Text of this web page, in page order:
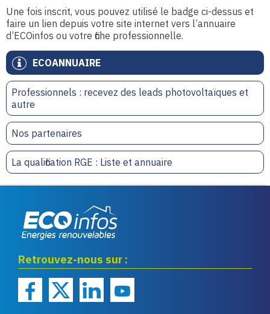
ECOANNUAIRE
Professionnels : recevez des leads photovoltaïques et
autre
Nos partenaires
La qualification RGE : Liste et annuaire
Une fois inscrit, vous pouvez utilisé le badge ci-dessus et
faire un lien depuis votre site internet vers l’annuaire
d’ECOinfos ou votre fiche professionnelle.
renouvelables
Retrouvez-nous sur :